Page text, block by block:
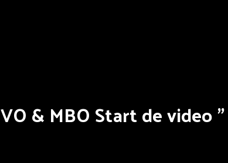
VO & MBO Start de video